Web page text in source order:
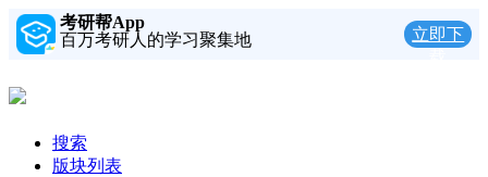
考研帮App
百万考研人的学习聚集地
立即下
搜索
版块列表